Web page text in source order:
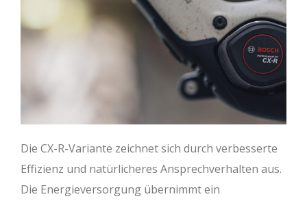
Die CX-R-Variante zeichnet sich durch verbesserte
Effizienz und natürlicheres Ansprechverhalten aus.
Die Energieversorgung übernimmt ein